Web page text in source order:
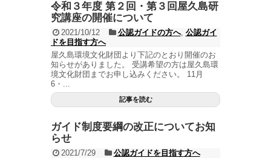
令和３年度 第２回・第３回屋久島研
究講座の開催について
2021/10/12 公認ガイドの方へ, 公認ガイ
ドを目指す方へ
屋久島環境文化財団より下記のとおり開催のお
知らせがありました。 受講希望の方は屋久島環
境文化財団までお申し込みください。 11月
6・...
記事を読む
ガイド制度要綱の改正についてお知
らせ
2021/7/29
公認ガイドを目指す方へ